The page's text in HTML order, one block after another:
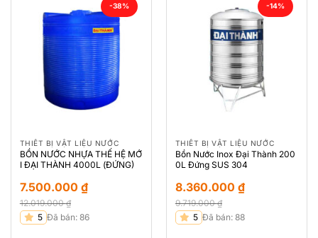
-38%
THIẾT BỊ VẬT LIỆU NƯỚC
BỒN NƯỚC NHỰA THẾ HỆ MỚ
I ĐẠI THÀNH 4000L (ĐỨNG)
12.019.000₫
Giá
7.500.000 ₫
Giá 5 Đã bán: 86
-14%
THIẾT BỊ VẬT LIỆU NƯỚC
Bồn Nước Inox Đại Thành 200
0L Đứng SUS 304
9.719.000₫
Giá
8.360.000 ₫
Giá 5 Đã bán: 88